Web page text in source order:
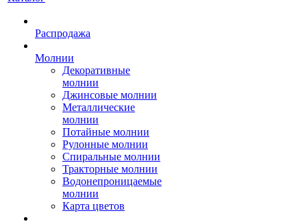
Распродажа
Молнии
Декоративные
молнии
Джинсовые молнии
Металлические
молнии
Потайные молнии
Рулонные молнии
Спиральные молнии
Тракторные молнии
Водонепроницаемые
молнии
Карта цветов